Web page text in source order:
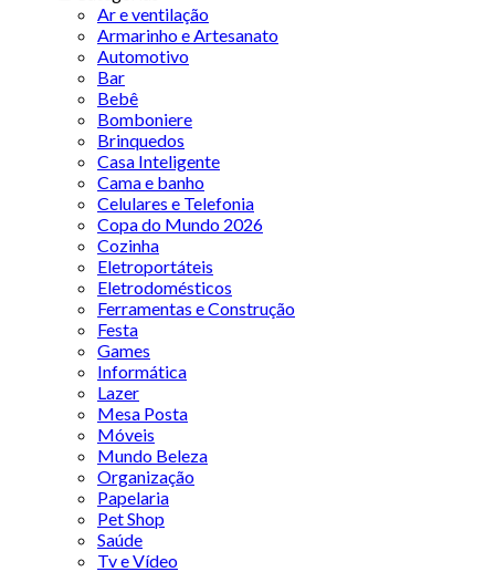
Ar e ventilação
Armarinho e Artesanato
Automotivo
Bar
Bebê
Bomboniere
Brinquedos
Casa Inteligente
Cama e banho
Celulares e Telefonia
Copa do Mundo 2026
Cozinha
Eletroportáteis
Eletrodomésticos
Ferramentas e Construção
Festa
Games
Informática
Lazer
Mesa Posta
Móveis
Mundo Beleza
Organização
Papelaria
Pet Shop
Saúde
Tv e Vídeo